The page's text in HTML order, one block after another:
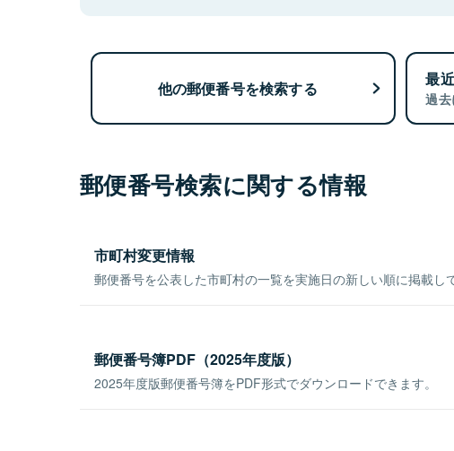
他の郵便番号を検索する 最
過去
郵便番号検索に関する情報
市町村変更情報
郵便番号を公表した市町村の一覧を実施日の新しい順に掲載し
郵便番号簿PDF（2025年度版）
2025年度版郵便番号簿をPDF形式でダウンロードできます。